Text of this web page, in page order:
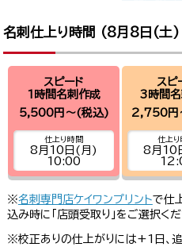
名刺仕上り時間 (8月8日(土
スピード
1時間名刺作成
5,500円～(税込)
仕上り時間
8月10日(月)
10:00
スピ
3時間
2,750円
仕上り
8月10
※名刺専門店ケイワンプリントで仕
込み時に「店頭受取り」をご選択くだ
※校正ありの仕上がりには+1日、